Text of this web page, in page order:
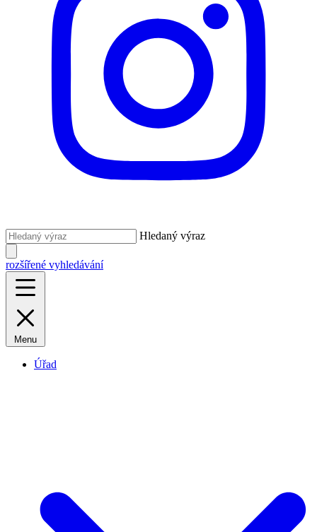
Hledaný výraz
rozšířené vyhledávání
Menu
Úřad